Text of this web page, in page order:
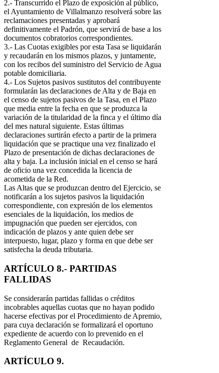
2.- Transcurrido el Plazo de exposición al público,
el Ayuntamiento de Villalmanzo resolverá sobre las
reclamaciones presentadas y aprobará
definitivamente el Padrón, que servirá de base a los
documentos cobratorios correspondientes.
3.- Las Cuotas exigibles por esta Tasa se liquidarán
y recaudarán en los mismos plazos, y juntamente,
con los recibos del suministro del Servicio de Agua
potable domiciliaria.
4.- Los Sujetos pasivos sustitutos del contribuyente
formularán las declaraciones de Alta y de Baja en
el censo de sujetos pasivos de la Tasa, en el Plazo
que media entre la fecha en que se produzca la
variación de la titularidad de la finca y el último día
del mes natural siguiente. Estas últimas
declaraciones surtirán efecto a partir de la primera
liquidación que se practique una vez finalizado el
Plazo de presentación de dichas declaraciones de
alta y baja. La inclusión inicial en el censo se hará
de oficio una vez concedida la licencia de
acometida de la Red.
Las Altas que se produzcan dentro del Ejercicio, se
notificarán a los sujetos pasivos la liquidación
correspondiente, con expresión de los elementos
esenciales de la liquidación, los medios de
impugnación que pueden ser ejercidos, con
indicación de plazos y ante quien debe ser
interpuesto, lugar, plazo y forma en que debe ser
satisfecha la deuda tributaria.
ARTÍCULO 8.- PARTIDAS
FALLIDAS
Se considerarán partidas fallidas o créditos
incobrables aquellas cuotas que no hayan podido
hacerse efectivas por el Procedimiento de Apremio,
para cuya declaración se formalizará el oportuno
expediente de acuerdo con lo prevenido en el
Reglamento General de Recaudación.
ARTÍCULO 9.